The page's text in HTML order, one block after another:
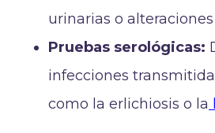
urinarias o
Pruebas serológicas:
infecciones
como la erlichiosis o la